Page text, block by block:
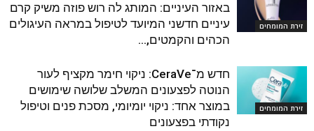
זירת המומחים
באזור העיניים: המותג לה רוש פוזה משיק קרם
עיניים חדשני המיועד לטיפול במראה העיגולים
הכהים והקמטים,...
זירת המומחים
חדש מ־CeraVe: ניקוי חימר מקציף לעור
הנוטה לפצעונים המשלב שלושה שימושים
במוצר אחד: ניקוי יומיומי, מסכת פנים וטיפול
נקודתי בפצעונים